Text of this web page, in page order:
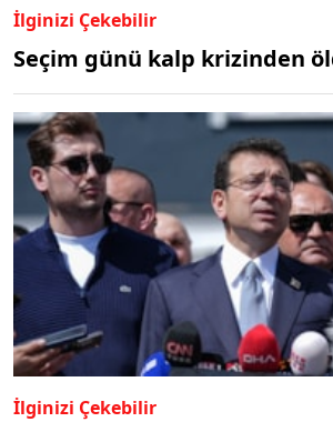
İlginizi Çekebilir
Seçim günü kalp krizinden
İlginizi Çekebilir